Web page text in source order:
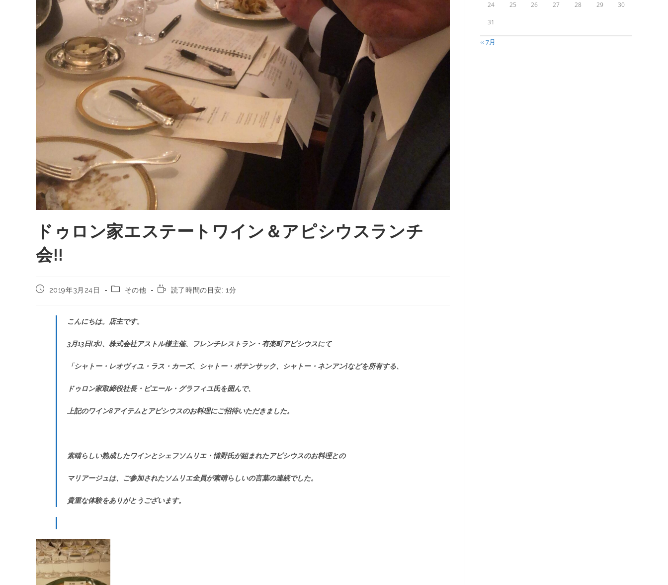
ドゥロン家エステートワイン＆アピシウスランチ
会!!
2019年3月24日 その他 読了時間の目安: 1分
こんにちは。店主です。
3月13日(水)、株式会社アストル様主催、フレンチレストラン・有楽町アピシウスにて
「シャトー・レオヴィユ・ラス・カーズ、シャトー・ポテンサック、シャトー・ネンアン]などを所有する、
ドゥロン家取締役社長・ピエール・グラフィユ氏を囲んで、
上記のワイン8アイテムとアピシウスのお料理にご招待いただきました。
素晴らしい熟成したワインとシェフソムリエ・情野氏が組まれたアピシウスのお料理との
マリアージュは、ご参加されたソムリエ全員が素晴らしいの言葉の連続でした。
貴重な体験をありがとうございます。
24 25 26 27 28 29 30
31
« 7月